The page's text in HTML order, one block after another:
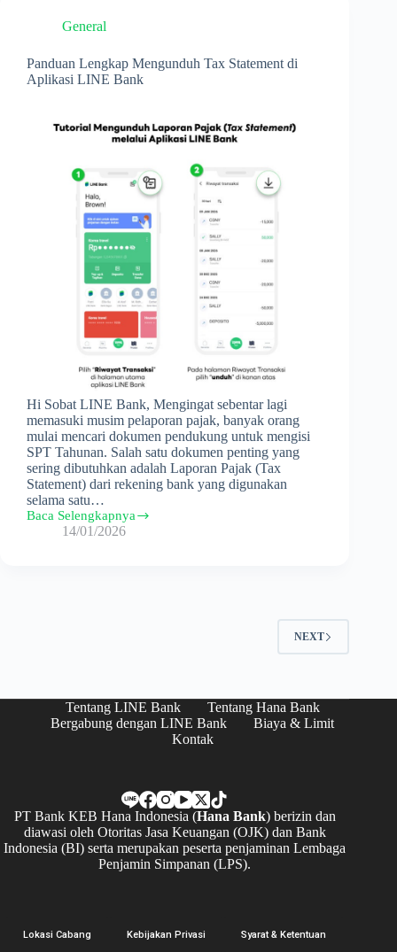
Tabungan
Savings
Reward
General
Panduan Lengkap Mengunduh Tax Statement di
Aplikasi LINE Bank
Hi Sobat LINE Bank, Mengingat sebentar lagi
memasuki musim pelaporan pajak, banyak orang
mulai mencari dokumen pendukung untuk mengisi
SPT Tahunan. Salah satu dokumen penting yang
sering dibutuhkan adalah Laporan Pajak (Tax
Statement) dari rekening bank yang digunakan
selama satu…
Baca Selengkapnya
Panduan
Lengkap14/01/2026
NEXT
Tentang LINE Bank
Tentang Hana Bank
Bergabung dengan LINE Bank
Biaya & Limit
Kontak
PT Bank KEB Hana Indonesia (Hana Bank) berizin dan
diawasi oleh Otoritas Jasa Keuangan (OJK) dan Bank
Indonesia (BI) serta merupakan peserta penjaminan Lembaga
Penjamin Simpanan (LPS).
Lokasi Cabang Kebijakan Privasi Syarat & Ketentuan